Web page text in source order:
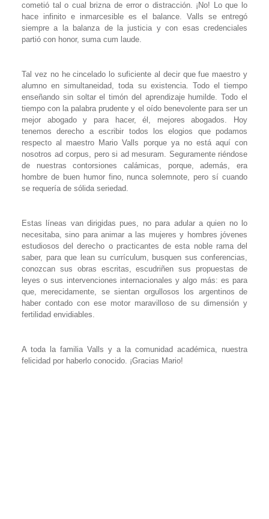
cometió tal o cual brizna de error o distracción. ¡No! Lo que lo
hace infinito e inmarcesible es el balance. Valls se entregó
siempre a la balanza de la justicia y con esas credenciales
partió con honor, suma cum laude.
Tal vez no he cincelado lo suficiente al decir que fue maestro y
alumno en simultaneidad, toda su existencia. Todo el tiempo
enseñando sin soltar el timón del aprendizaje humilde. Todo el
tiempo con la palabra prudente y el oído benevolente para ser un
mejor abogado y para hacer, él, mejores abogados. Hoy
tenemos derecho a escribir todos los elogios que podamos
respecto al maestro Mario Valls porque ya no está aquí con
nosotros ad corpus, pero si ad mesuram. Seguramente riéndose
de nuestras contorsiones calámicas, porque, además, era
hombre de buen humor fino, nunca solemnote, pero sí cuando
se requería de sólida seriedad.
Estas líneas van dirigidas pues, no para adular a quien no lo
necesitaba, sino para animar a las mujeres y hombres jóvenes
estudiosos del derecho o practicantes de esta noble rama del
saber, para que lean su currículum, busquen sus conferencias,
conozcan sus obras escritas, escudriñen sus propuestas de
leyes o sus intervenciones internacionales y algo más: es para
que, merecidamente, se sientan orgullosos los argentinos de
haber contado con ese motor maravilloso de su dimensión y
fertilidad envidiables.
A toda la familia Valls y a la comunidad académica, nuestra
felicidad por haberlo conocido. ¡Gracias Mario!